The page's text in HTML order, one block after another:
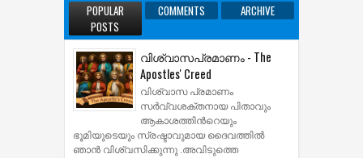
POPULAR
POSTS
COMMENTS ARCHIVE
വിശ്വാസപ്രമാണം - The
Apostles' Creed
വിശ്വാസ പ്രമാണം
സര്‍വ്വശക്തനായ പിതാവും
ആകാശത്തിന്‍റെയും
ഭൂമിയുടെയും സ്രഷ്ടാവുമായ ദൈവത്തില്‍
ഞാന്‍ വിശ്വസിക്കുന്നു .അവിടുത്തെ